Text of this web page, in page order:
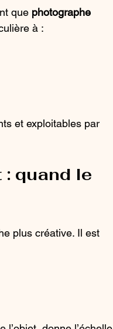
que photographe
à :
et exploitables par
quand le
plus créative. Il est